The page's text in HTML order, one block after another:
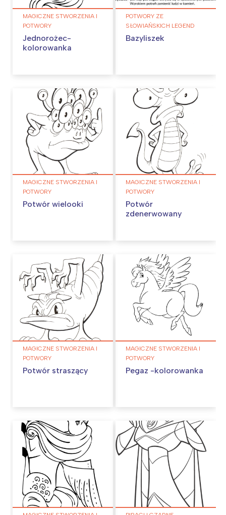
MAGICZNE STWORZENIA I
POTWORY
Jednorożec-
kolorowanka
POTWORY ZE
SŁOWIAŃSKICH LEGEND
Bazyliszek
MAGICZNE STWORZENIA I
POTWORY
Potwór wielooki
MAGICZNE STWORZENIA I
POTWORY
Potwór
zdenerwowany
MAGICZNE STWORZENIA I
POTWORY
Potwór straszący
MAGICZNE STWORZENIA I
POTWORY
Pegaz -kolorowanka